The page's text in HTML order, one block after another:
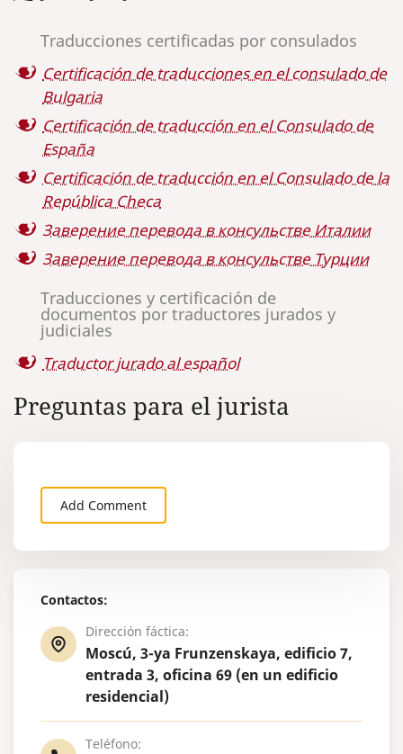
Contactos:
Dirección fáctica:
Moscú, 3-ya Frunzenskaya, edificio 7,
entrada 3, oficina 69 (en un edificio
residencial)
Teléfono:
títulos de estudios escolares,
certificaciones, certificados, etc.), y
hasta textos complicados de
carácter técnico, y, por supuesto,
teniendo en cuenta la específica de
nuestra compañía, – textos de
carácter jurídico (tratados,
contratos, acuerdos,
memorándums, protocolos,
documentos de constitución, etc.).
acreditado,
el
de
Traducciones certificadas por consulados
Certificación de traducciones en el consulado de
Bulgaria
Certificación de traducción en el Consulado de
España
Certificación de traducción en el Consulado de la
República Checa
Заверение перевода в консульстве Италии
Заверение перевода в консульстве Турции
Traducciones y certificación de
documentos por traductores jurados y
judiciales
Traductor jurado al español
Preguntas para el jurista
Add Comment